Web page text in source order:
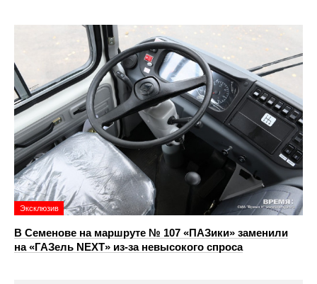
Эксклюзив
В Семенове на маршруте № 107 «ПАЗики» заменили
на «ГАЗель NEXT» из‑за невысокого спроса